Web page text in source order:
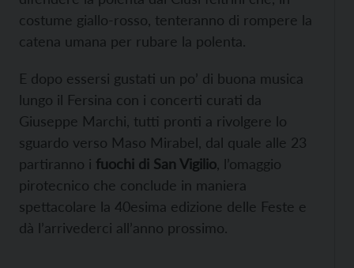
costume giallo-rosso, tenteranno di rompere la
catena umana per rubare la polenta.
E dopo essersi gustati un po’ di buona musica
lungo il Fersina con i concerti curati da
Giuseppe Marchi, tutti pronti a rivolgere lo
sguardo verso Maso Mirabel, dal quale alle 23
partiranno i fuochi di San Vigilio , l’omaggio
pirotecnico che conclude in maniera
spettacolare la 40esima edizione delle Feste e
dà l’arrivederci all’anno prossimo.